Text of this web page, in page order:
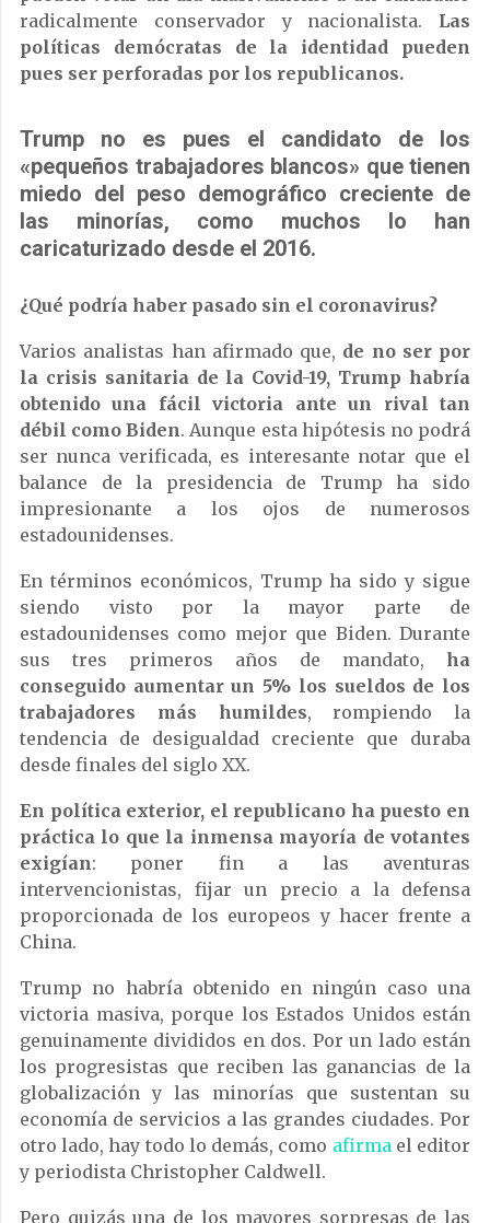
radicalmente conservador y nacionalista. Las
políticas demócratas de la identidad pueden
pues ser perforadas por los republicanos.
Trump no es pues el candidato de los
«pequeños trabajadores blancos» que tienen
miedo del peso demográfico creciente de
las minorías, como muchos lo han
caricaturizado desde el 2016.
¿Qué podría haber pasado sin el coronavirus?
Varios analistas han afirmado que, de no ser por
la crisis sanitaria de la Covid-19, Trump habría
obtenido una fácil victoria ante un rival tan
débil como Biden. Aunque esta hipótesis no podrá
ser nunca verificada, es interesante notar que el
balance de la presidencia de Trump ha sido
impresionante a los ojos de numerosos
estadounidenses.
En términos económicos, Trump ha sido y sigue
siendo visto por la mayor parte de
estadounidenses como mejor que Biden. Durante
sus tres primeros años de mandato, ha
conseguido aumentar un 5% los sueldos de los
trabajadores más humildes, rompiendo la
tendencia de desigualdad creciente que duraba
desde finales del siglo XX.
En política exterior, el republicano ha puesto en
práctica lo que la inmensa mayoría de votantes
exigían: poner fin a las aventuras
intervencionistas, fijar un precio a la defensa
proporcionada de los europeos y hacer frente a
China.
Trump no habría obtenido en ningún caso una
victoria masiva, porque los Estados Unidos están
genuinamente divididos en dos. Por un lado están
los progresistas que reciben las ganancias de la
globalización y las minorías que sustentan su
economía de servicios a las grandes ciudades. Por
otro lado, hay todo lo demás, como afirma el editor
y periodista Christopher Caldwell.
Pero quizás una de los mayores sorpresas de las